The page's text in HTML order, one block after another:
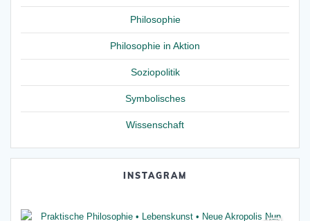
Philosophie
Philosophie in Aktion
Soziopolitik
Symbolisches
Wissenschaft
INSTAGRAM